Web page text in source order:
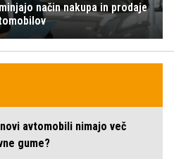
način nakupa in prodaje
avtomobili nimajo več
gume?